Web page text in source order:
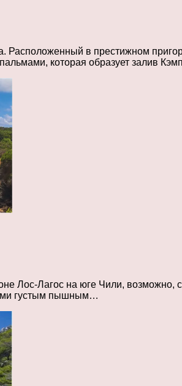
Расположенный в престижном
которая образует залив
Лос-Лагос на юге Чили,
густым пышным…